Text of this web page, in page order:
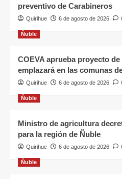
preventivo de Carabineros
Quirihue 6 de agosto de 2026
Ñuble
COEVA aprueba proyecto
emplazará en las comunas
Quirihue 6 de agosto de 2026
Ñuble
Ministro de agricultura
para la región de Ñuble
Quirihue 6 de agosto de 2026
Ñuble